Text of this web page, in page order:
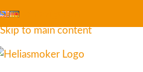
Skip to navigation
Skip to main content